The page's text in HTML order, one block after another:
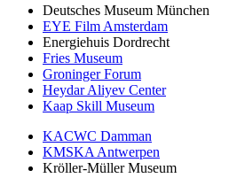
Deutsches Museum München
EYE Film Amsterdam
Energiehuis Dordrecht
Fries Museum
Groninger Forum
Heydar Aliyev Center
Kaap Skill Museum
KACWC Damman
KMSKA Antwerpen
Kröller-Müller Museum